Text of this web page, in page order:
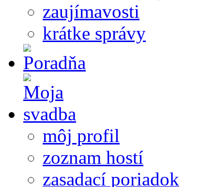
zaujímavosti
krátke správy
môj profil
zoznam hostí
zasadací poriadok